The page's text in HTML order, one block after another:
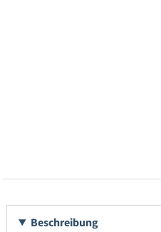
Beschreibung